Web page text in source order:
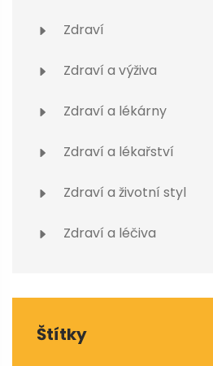
Zdraví
Zdraví a výživa
Zdraví a lékárny
Zdraví a lékařství
Zdraví a životní styl
Zdraví a léčiva
Štítky